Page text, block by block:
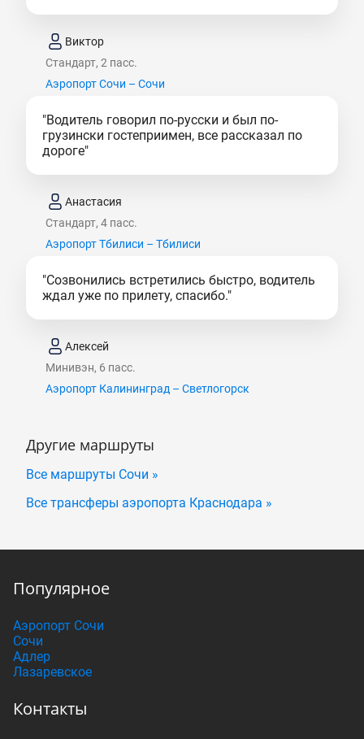
Виктор
Стандарт, 2 пасс.
Аэропорт Сочи – Сочи
"Водитель говорил по-русски и был по-
грузински гостеприимен, все рассказал по
дороге"
Анастасия
Стандарт, 4 пасс.
Аэропорт Тбилиси – Тбилиси
"Созвонились встретились быстро, водитель
ждал уже по прилету, спасибо."
Алексей
Минивэн, 6 пасс.
Аэропорт Калининград – Светлогорск
Другие маршруты
Все маршруты Сочи »
Все трансферы аэропорта Краснодара »
Популярное
Аэропорт Сочи
Сочи
Адлер
Лазаревское
Контакты